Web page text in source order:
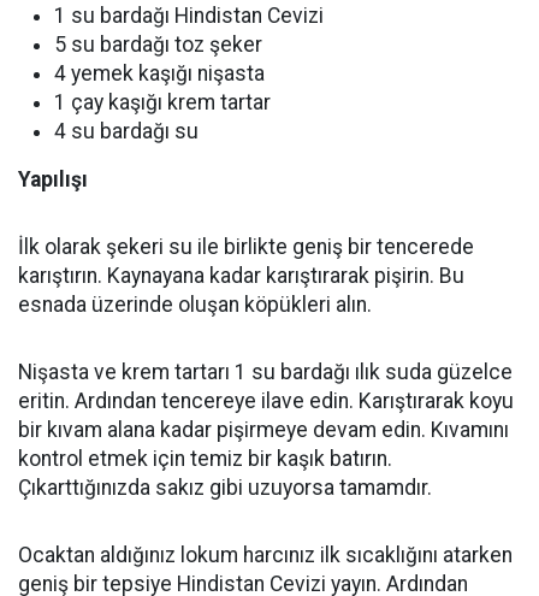
1 su bardağı Hindistan Cevizi
5 su bardağı toz şeker
4 yemek kaşığı nişasta
1 çay kaşığı krem tartar
4 su bardağı su
Yapılışı
İlk olarak şekeri su ile birlikte geniş bir tencerede
karıştırın. Kaynayana kadar karıştırarak pişirin. Bu
esnada üzerinde oluşan köpükleri alın.
Nişasta ve krem tartarı 1 su bardağı ılık suda güzelce
eritin. Ardından tencereye ilave edin. Karıştırarak koyu
bir kıvam alana kadar pişirmeye devam edin. Kıvamını
kontrol etmek için temiz bir kaşık batırın.
Çıkarttığınızda sakız gibi uzuyorsa tamamdır.
Ocaktan aldığınız lokum harcınız ilk sıcaklığını atarken
geniş bir tepsiye Hindistan Cevizi yayın. Ardından